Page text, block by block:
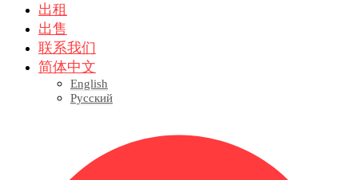
出租
出售
联系我们
简体中文
English
Русский